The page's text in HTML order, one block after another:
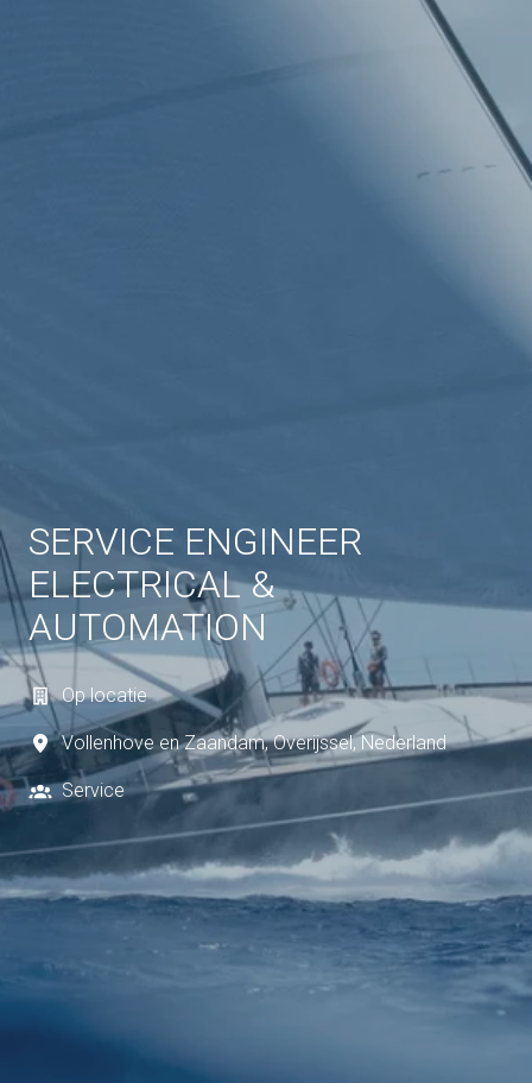
SERVICE ENGINEER
ELECTRICAL &
AUTOMATION
Op locatie
Vollenhove en Zaandam, Overijssel, Nederland
Service